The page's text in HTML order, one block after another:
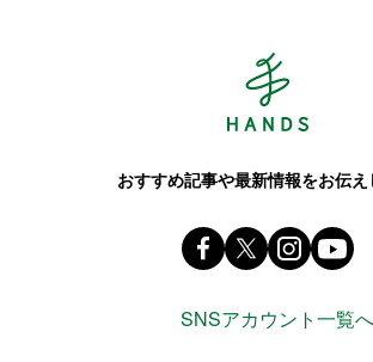
おすすめ記事や最新情報をお伝
Facebook ハンズ
X(旧 twitter)
SNSアカウント一覧へ